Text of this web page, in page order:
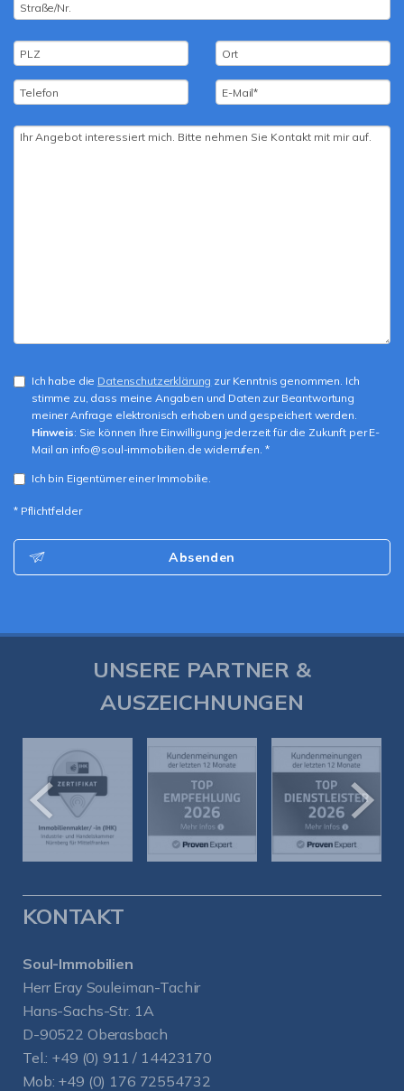
Ich habe die Datenschutzerklärung zur Kenntnis genommen. Ich
stimme zu, dass meine Angaben und Daten zur Beantwortung
meiner Anfrage elektronisch erhoben und gespeichert werden.
Hinweis: Sie können Ihre Einwilligung jederzeit für die Zukunft per E-
Mail an info@soul-immobilien.de widerrufen. *
Ich bin Eigentümer einer Immobilie.
* Pflichtfelder
Absenden
UNSERE PARTNER &
AUSZEICHNUNGEN
KONTAKT
Soul-Immobilien
Herr Eray Souleiman-Tachir
Hans-Sachs-Str. 1A
D-90522 Oberasbach
Tel.: +49 (0) 911 / 14423170
Mob: +49 (0) 176 72554732